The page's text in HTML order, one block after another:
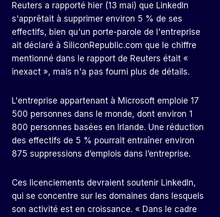
Reuters a rapporté hier (13 mai) que LinkedIn
s'apprêtait à supprimer environ 5 % de ses
effectifs, bien qu'un porte-parole de l'entreprise
ait déclaré à SiliconRepublic.com que le chiffre
mentionné dans le rapport de Reuters était «
inexact », mais n'a pas fourni plus de détails.
L'entreprise appartenant à Microsoft emploie 17
500 personnes dans le monde, dont environ 1
800 personnes basées en Irlande. Une réduction
des effectifs de 5 % pourrait entraîner environ
875 suppressions d’emplois dans l’entreprise.
Ces licenciements devraient soutenir LinkedIn,
qui se concentre sur les domaines dans lesquels
son activité est en croissance. « Dans le cadre